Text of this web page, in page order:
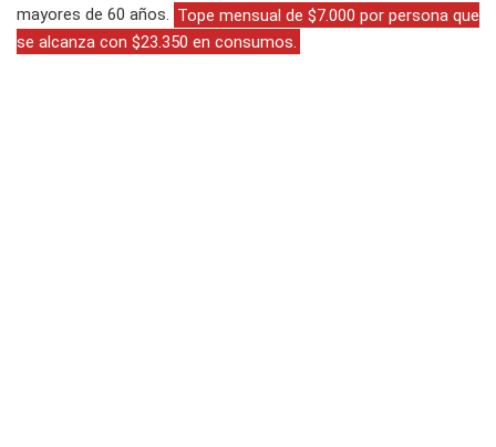
mayores de 60 años. Tope mensual de $7.000 por persona que
se alcanza con $23.350 en consumos.